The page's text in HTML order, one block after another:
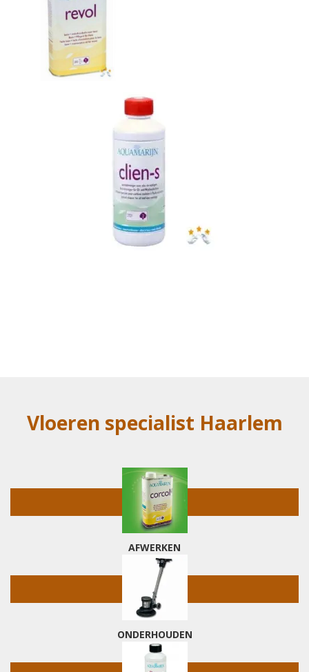
Vloeren specialist Haarlem
AFWERKEN
ONDERHOUDEN